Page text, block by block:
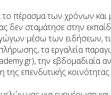
πέρασμα των χρόνων και
δεν σταμάτησε στην
µέσω των ειδήσεων,
τα εργαλεία
την εβδομαδιαία
της επενδυτικής